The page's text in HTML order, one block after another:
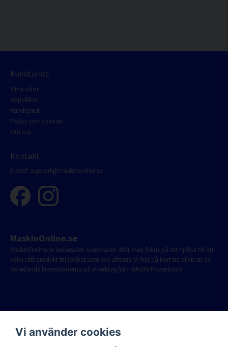
Kundtjänst
Mina sidor
Köpvillkor
Kundtjänst
Policy och cookies
Om oss
Kontakt
E-post: support@maskinonline.se
MaskinOnline.se
MaskinOnline.se lanserades sommaren 2021 med fokus på att hjälpa till att
välja rätt produkt till jobbet som ska utföras. Vi har på kort tid blivit en av
de ledande leverantörerna på elverktyg från HiKOKI Powertools.
Vi använder cookies